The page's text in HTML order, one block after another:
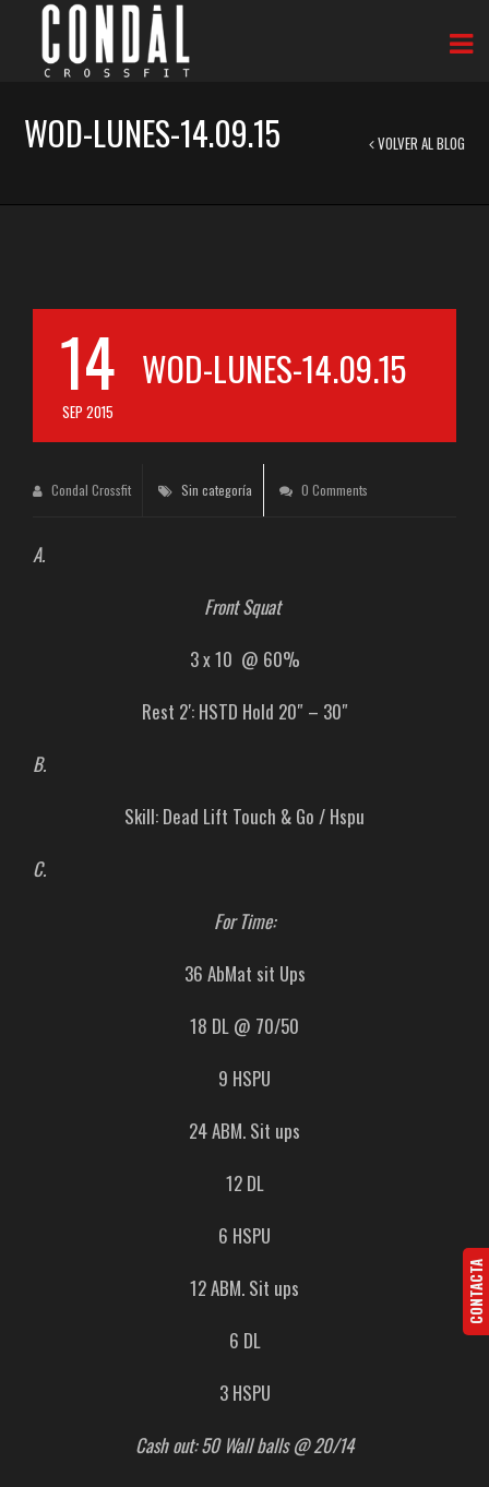
WOD-LUNES-14.09.15 VOLVER AL BLOG
14
SEP 2015
WOD-LUNES-14.09.15
Condal Crossfit Sin categoría 0 Comments
A.
Front Squat
3 x 10 @ 60%
Rest 2′: HSTD Hold 20″ – 30″
B.
Skill: Dead Lift Touch & Go / Hspu
C.
For Time:
36 AbMat sit Ups
18 DL @ 70/50
9 HSPU
24 ABM. Sit ups
12 DL
6 HSPU
12 ABM. Sit ups
6 DL
3 HSPU
Cash out: 50 Wall balls @ 20/14
CONTACTA